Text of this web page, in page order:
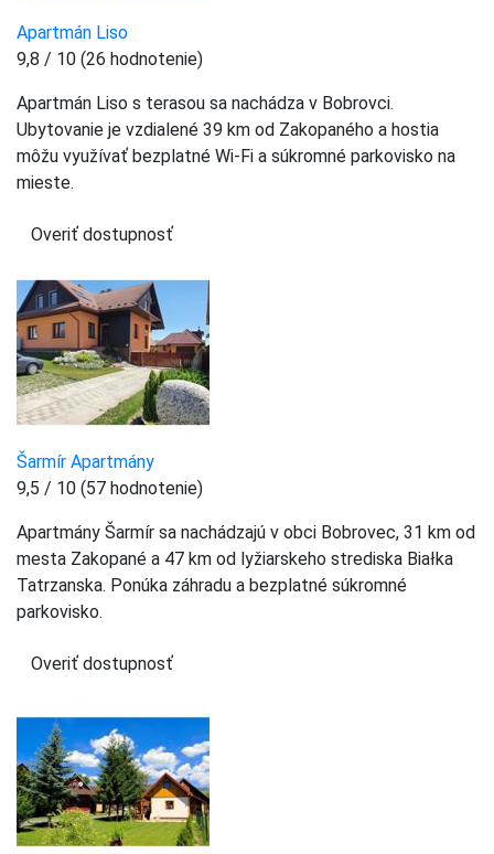
Apartmán Liso
9,8 / 10 (26 hodnotenie)
Apartmán Liso s terasou sa nachádza v Bobrovci.
Ubytovanie je vzdialené 39 km od Zakopaného a hostia
môžu využívať bezplatné Wi-Fi a súkromné parkovisko na
mieste.
Overiť dostupnosť
Šarmír Apartmány
9,5 / 10 (57 hodnotenie)
Apartmány Šarmír sa nachádzajú v obci Bobrovec, 31 km od
mesta Zakopané a 47 km od lyžiarskeho strediska Białka
Tatrzanska. Ponúka záhradu a bezplatné súkromné
parkovisko.
Overiť dostupnosť